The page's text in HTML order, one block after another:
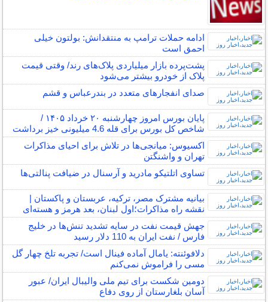
ادامه حملات ترامپ به منتقدانش: بولتون خیلی
احمق است
پشت‌پرده بازار میلیاردی پلاک‌های رند/ وقتی قیمت
پلاک از خودرو بیشتر می‌شود
صدای انفجارهای متعدد در بندرعباس و قشم
پایان بورس امروز چهارشنبه ۲۰ خرداد ۱۴۰۵ /
شاخص کل بورس برای قله 4.6 میلیونی خیز برداشت
اکسیوس: میانجی‌ها در تلاش برای احیای مذاکرات
تهران و واشنگتن
تساوی اتلتیکو مادرید و آرسنال در ضیافت پنالتی‌ها
بیانیه مشترک مصر، ترکیه، عربستان و پاکستان |
نقشه راه مذاکرات؛اول لبنان، بعد هرمز و هسته‌ای
جهش قیمت نفت در سایه تشدید تنش‌ها در خلیج
فارس / نفت ایران به 110 دلار رسید
دلافوئنته: یامال آماده فینال است/ تجربه تلخ چهار گل
مسی را فراموش نمی‌کنم
دومین شکست برای تیم ملی والیبال ایران/ عبور
آسان بلغارستان از روی دفاع